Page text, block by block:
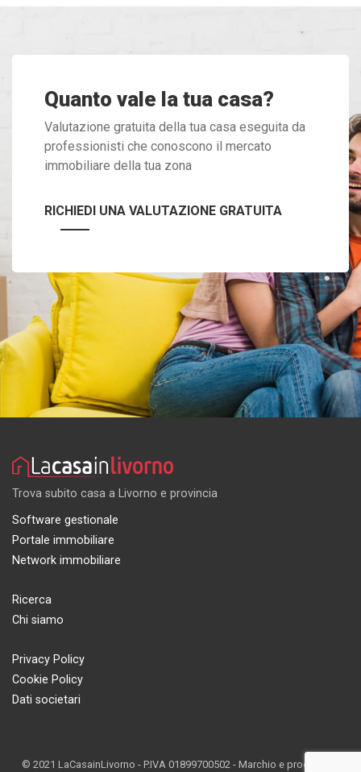
Quanto vale la tua casa?
Valutazione gratuita della tua casa eseguita da
professionisti che conoscono il mercato
immobiliare della tua zona
RICHIEDI UNA VALUTAZIONE GRATUITA
Trova subito casa a Livorno e provincia
Software gestionale
Portale immobiliare
Network immobiliare
Ricerca
Chi siamo
Privacy Policy
Cookie Policy
Dati societari
© 2021 LaCasainLivorno - P.IVA 01899700502 - Marchio e progetto di